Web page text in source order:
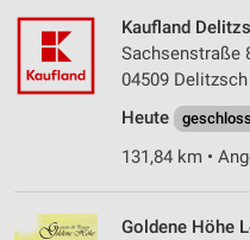
Kaufland
Sachsenstraße
04509 Delitzsch
Heute
131,84 km •
Goldene Höhe